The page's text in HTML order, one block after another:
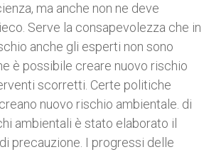
ma anche non ne deve
Serve la consapevolezza che in
anche gli esperti non sono
è possibile creare nuovo rischio
scorretti. Certe politiche
nuovo rischio ambientale. di
ambientali è stato elaborato il
precauzione. I progressi delle